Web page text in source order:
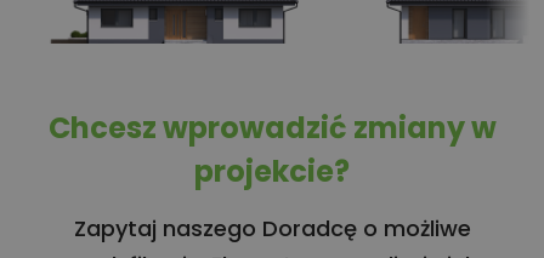
Chcesz wprowadzić zmiany w
projekcie?
Zapytaj naszego Doradcę o możliwe